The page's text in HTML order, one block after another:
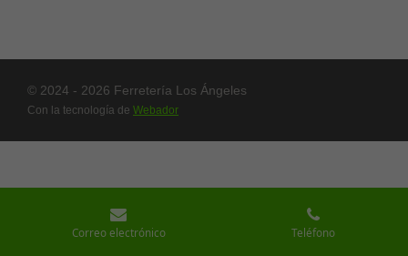
© 2024 - 2026 Ferretería Los Ángeles
Con la tecnología de Webador
Correo electrónico Teléfono